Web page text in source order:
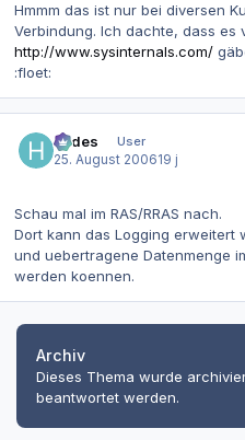
Hmmm das ist nur bei diversen
Verbindung. Ich dachte, dass es
http://www.sysinternals.com/
:floet:
hades
User
25. August 200619 j
Schau mal im RAS/RRAS nach.
Dort kann das Logging erweitert
und uebertragene Datenmenge
werden koennen.
Archiv
Dieses Thema wurde
beantwortet werden.